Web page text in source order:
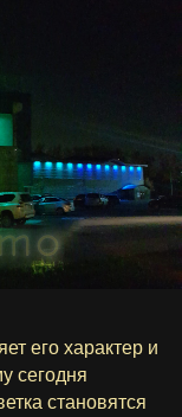
его характер и
сегодня
становятся